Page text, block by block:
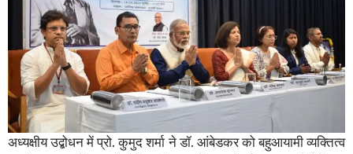
अध्यक्षीय उद्बोधन में प्रो. कुमुद शर्मा ने डॉ. आंबेडकर को बहुआयामी व्यक्तित्व